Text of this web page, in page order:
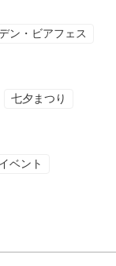
ン・ビアフェス
七夕まつり
ベント